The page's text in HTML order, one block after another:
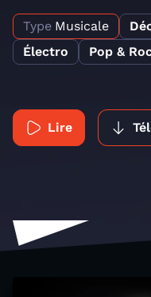
Type Musicale
Électro
Pop &
Lire